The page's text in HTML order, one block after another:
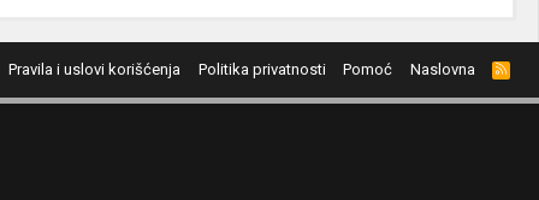
Pravila i uslovi korišćenja Politika privatnosti Pomoć Naslovna
R
S
S